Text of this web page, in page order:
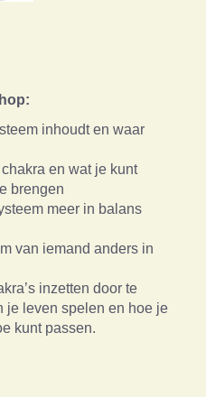
inhoudt en waar
en wat je kunt
brengen
meer in balans
van iemand anders in
inzetten door te
je leven spelen en hoe je
kunt passen.